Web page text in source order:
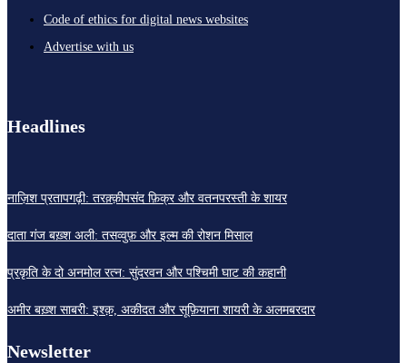
Code of ethics for digital news websites
Advertise with us
Headlines
नाज़िश प्रतापगढ़ी: तरक़्क़ीपसंद फ़िक्र और वतनपरस्ती के शायर
दाता गंज बख़्श अली: तसव्वुफ़ और इल्म की रोशन मिसाल
प्रकृति के दो अनमोल रत्न: सुंदरवन और पश्चिमी घाट की कहानी
अमीर बख़्श साबरी: इश्क़, अकीदत और सूफ़ियाना शायरी के अलमबरदार
Newsletter